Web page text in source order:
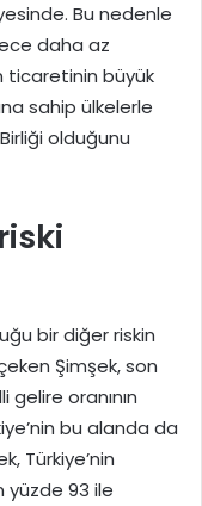
Bu nedenle
daha az
ticaretinin büyük
sahip ülkelerle
olduğunu
bir diğer riskin
Şimşek, son
oranının
bu alanda da
Türkiye’nin
yüzde 93 ile